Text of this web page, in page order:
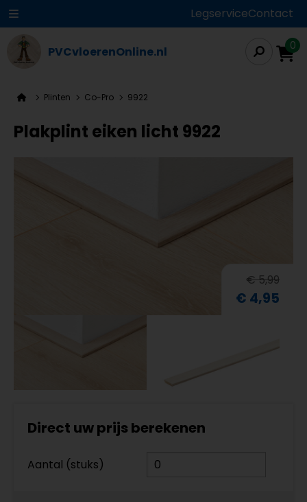
LegserviceContact
PVCvloerenOnline.nl 0
Plinten Co-Pro 9922
Plakplint eiken licht 9922
€ 5,99
€ 4,95
Direct uw prijs berekenen
Aantal (stuks)